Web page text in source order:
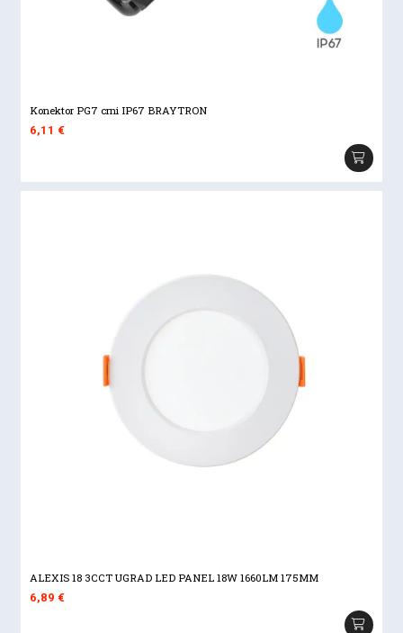
Konektor PG7 crni IP67 BRAYTRON
6,11€
ALEXIS 18 3CCT UGRAD LED PANEL 18W 1660LM 175MM
6,89€